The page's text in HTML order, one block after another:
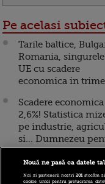
Pe acelasi
Tarile baltice,
Romania,
UE cu scadere
economica in
Scadere
2,6%! Statistica
pe industrie,
si... Dumnezeu
revenire
Precedentul
Nouă ne pasă ca datele
Noi și partenerii noștri201stocăm
cookie unici pentru prelucrarea